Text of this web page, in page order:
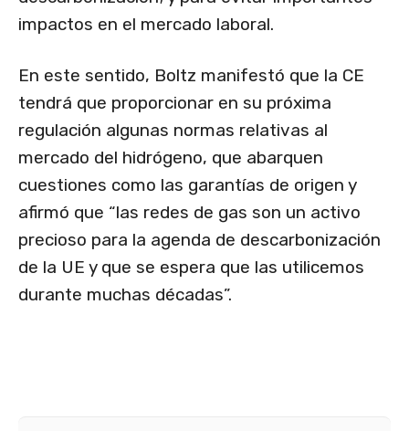
impactos en el mercado laboral.
En este sentido, Boltz manifestó que la CE
tendrá que proporcionar en su próxima
regulación algunas normas relativas al
mercado del hidrógeno, que abarquen
cuestiones como las garantías de origen y
afirmó que “las redes de gas son un activo
precioso para la agenda de descarbonización
de la UE y que se espera que las utilicemos
durante muchas décadas”.